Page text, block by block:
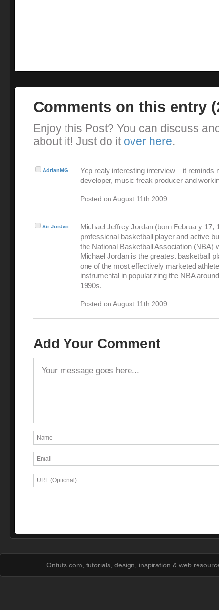
Comments on this entry
Enjoy this Post? You can discuss
about it! Just do it over here.
AdrianMG
Yep realy interesting interview – it reminds
developer, music freak producer and
Posted on August 11th 2009
Air Jordan
Michael Jeffrey Jordan (born February 17,
professional basketball player and active
the National Basketball Association (NBA)
Michael Jordan is the greatest basketball
one of the most effectively marketed
instrumental in popularizing the NBA
1990s.
Posted on August 11th 2009
Add Your Comment
Ontuts.com, tutorials, design, inspiration & web